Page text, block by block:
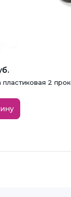
пластиковая 2